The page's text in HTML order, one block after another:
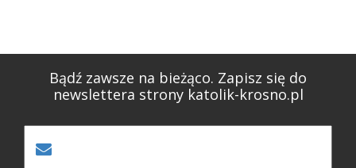
Bądź zawsze na bieżąco. Zapisz się do
newslettera strony katolik-krosno.pl